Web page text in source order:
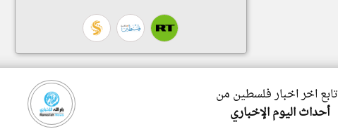
تابع اخر اخبار فلسطين من
أحداث اليوم الإخباري